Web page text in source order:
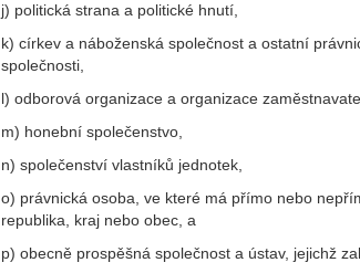
j) politická strana a politické hnutí,
k) církev a náboženská společnost a ostatní
společnosti,
l) odborová organizace a organizace
m) honební společenstvo,
n) společenství vlastníků jednotek,
o) právnická osoba, ve které má přímo nebo
republika, kraj nebo obec, a
p) obecně prospěšná společnost a ústav, jejichž